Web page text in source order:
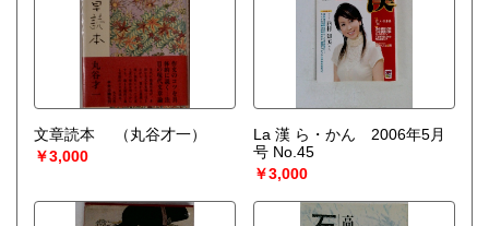
文章読本
（丸谷才一）
￥3,000
La 漢 ら・かん 2006年5月
号 No.45
￥3,000